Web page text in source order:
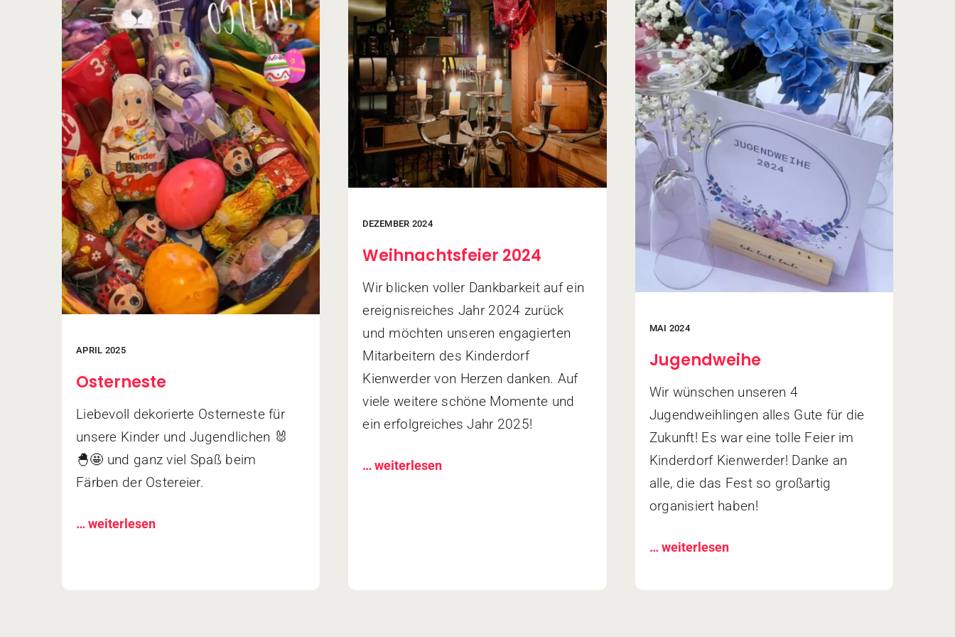
APRIL 2025
Osterneste
Liebevoll dekorierte Osterneste für
unsere Kinder und Jugendlichen 🐰
🐣🤩 und ganz viel Spaß beim
Färben der Ostereier.
… weiterlesen
DEZEMBER 2024
Weihnachtsfeier 2024
Wir blicken voller Dankbarkeit auf ein
ereignisreiches Jahr 2024 zurück
und möchten unseren engagierten
Mitarbeitern des Kinderdorf
Kienwerder von Herzen danken. Auf
viele weitere schöne Momente und
ein erfolgreiches Jahr 2025!
… weiterlesen
MAI 2024
Jugendweihe
Wir wünschen unseren 4
Jugendweihlingen alles Gute für die
Zukunft! Es war eine tolle Feier im
Kinderdorf Kienwerder! Danke an
alle, die das Fest so großartig
organisiert haben!
… weiterlesen